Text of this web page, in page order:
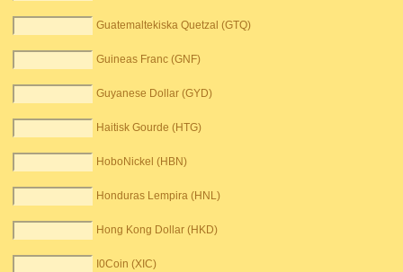
Guatemaltekiska Quetzal (GTQ)
Guineas Franc (GNF)
Guyanese Dollar (GYD)
Haitisk Gourde (HTG)
HoboNickel (HBN)
Honduras Lempira (HNL)
Hong Kong Dollar (HKD)
I0Coin (XIC)